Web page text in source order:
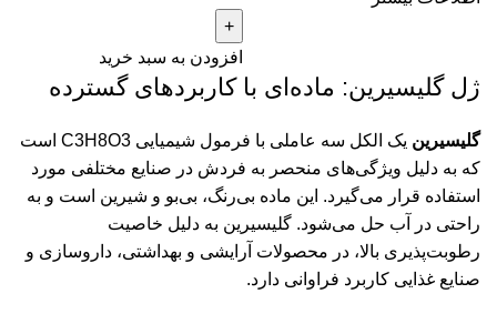
افزودن به سبد خرید
ژل گلیسیرین: ماده‌ای با کاربردهای گسترده
گلیسیرین
یک الکل سه عاملی با فرمول شیمیایی C3H8O3 است
که به دلیل ویژگی‌های منحصر به فردش در صنایع مختلفی مورد
استفاده قرار می‌گیرد. این ماده بی‌رنگ، بی‌بو و شیرین است و به
راحتی در آب حل می‌شود. گلیسیرین به دلیل خاصیت
رطوبت‌پذیری بالا، در محصولات آرایشی و بهداشتی، داروسازی و
صنایع غذایی کاربرد فراوانی دارد.